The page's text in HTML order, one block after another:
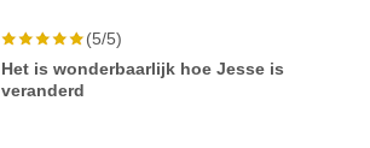
(5/5)
Het is wonderbaarlijk hoe Jesse is
veranderd